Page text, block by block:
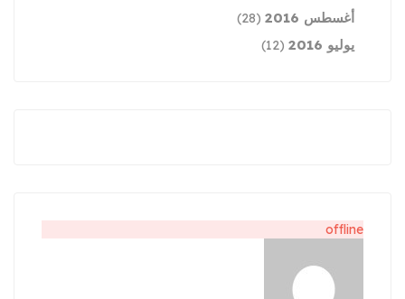
أغسطس 2016 (28)
يوليو 2016 (12)
offline